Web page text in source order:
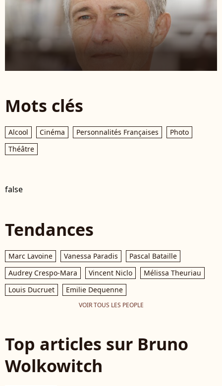
Mots clés
Alcool Cinéma Personnalités Françaises
Photo
Théâtre
false
Tendances
Marc Lavoine Vanessa Paradis
Pascal Bataille
Audrey Crespo-Mara
Vincent Niclo
Mélissa Theuriau
Louis Ducruet
Emilie Dequenne
VOIR TOUS LES PEOPLE
Top articles sur Bruno
Wolkowitch